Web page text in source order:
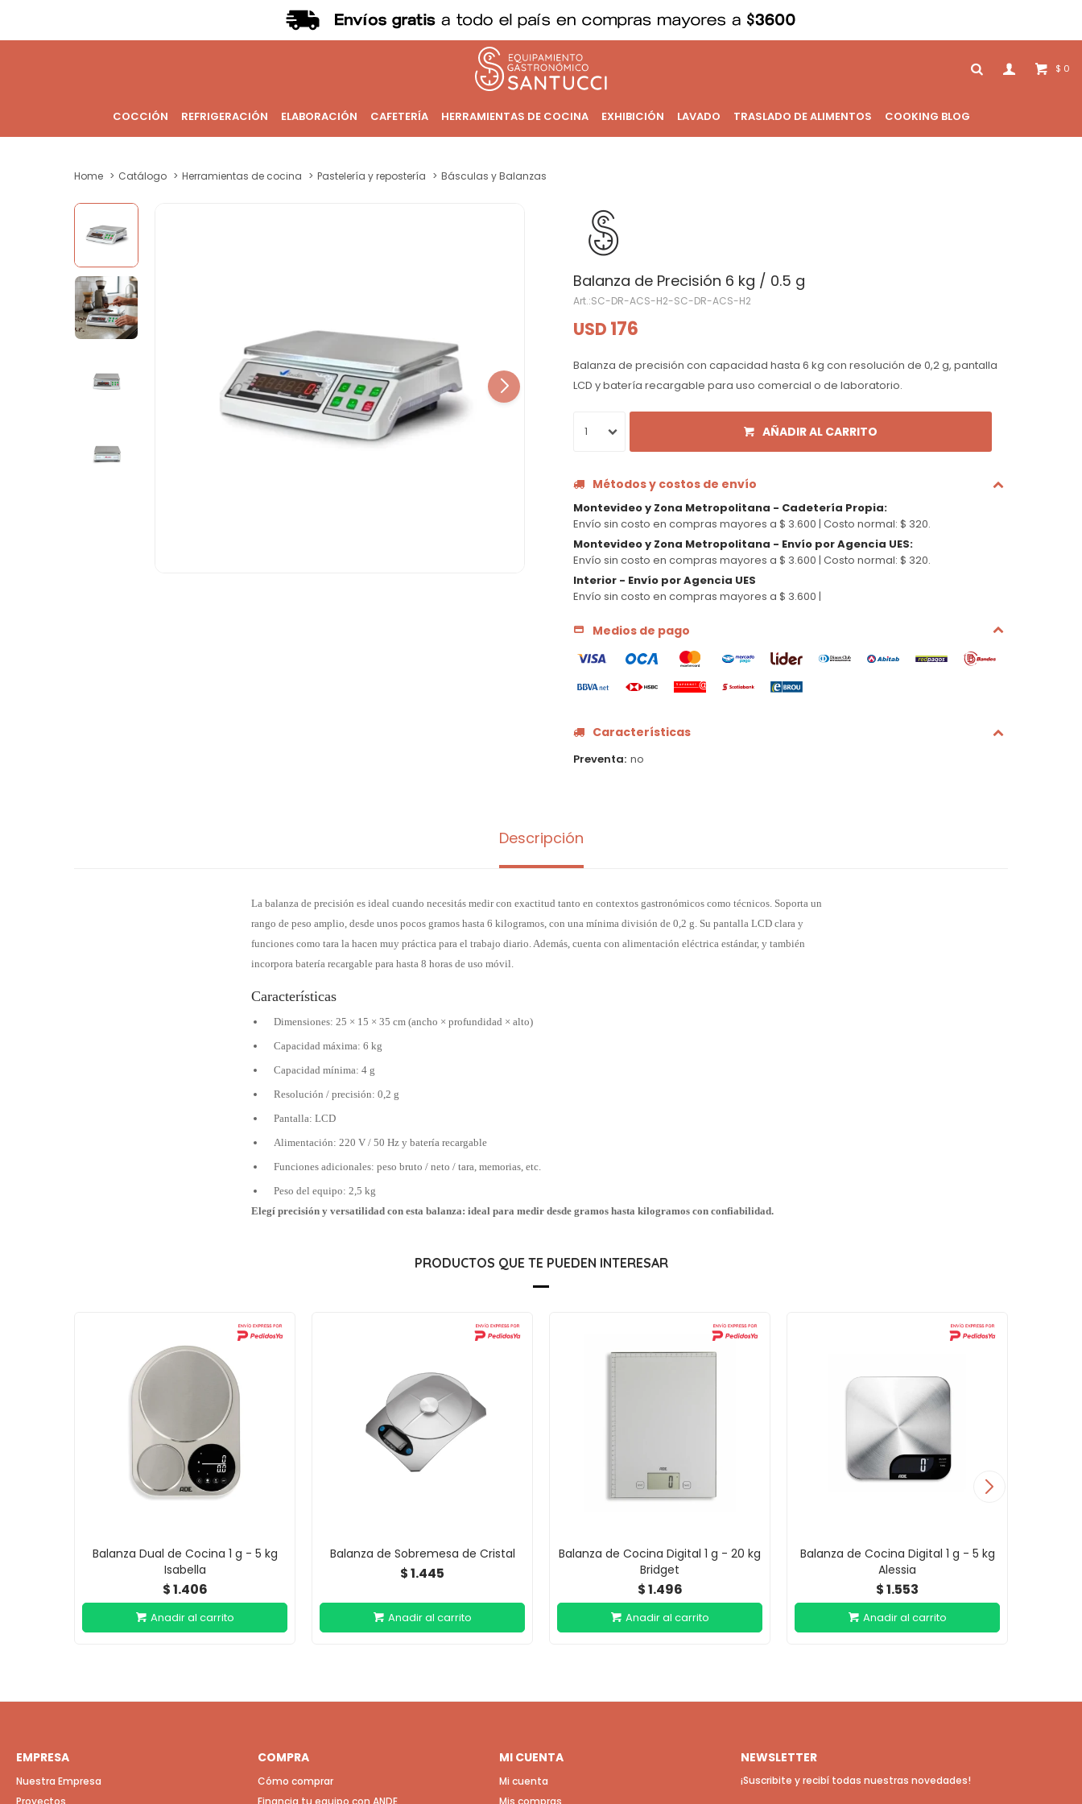
COCCIÓN REFRIGERACIÓN ELABORACIÓN CAFETERÍA HERRAMIENTAS DE COCINA EXHIBICIÓN LAVADO TRASLADO DE ALIMENTOS COOKING BLOG
$ 0
Home Catálogo Herramientas de cocina Pastelería y repostería Básculas y Balanzas
Balanza de Precisión 6 kg / 0.5 g
SC-DR-ACS-H2-SC-DR-ACS-H2
USD 176
Balanza de precisión con capacidad hasta 6 kg con resolución de 0,2 g, pantalla
LCD y batería recargable para uso comercial o de laboratorio.
1 AÑADIR AL CARRITO
Métodos y costos de envío
Montevideo y Zona Metropolitana - Cadetería Propia:
Envío sin costo en compras mayores a $ 3.600 | Costo normal: $ 320.
Montevideo y Zona Metropolitana - Envío por Agencia UES:
Envío sin costo en compras mayores a $ 3.600 | Costo normal: $ 320.
Interior - Envío por Agencia UES
Envío sin costo en compras mayores a $ 3.600 |
Medios de pago
Características
Preventa no
Descripción
La balanza de precisión es ideal cuando necesitás medir con exactitud tanto en contextos gastronómicos como técnicos. Soporta un
rango de peso amplio, desde unos pocos gramos hasta 6 kilogramos, con una mínima división de 0,2 g. Su pantalla LCD clara y
funciones como tara la hacen muy práctica para el trabajo diario. Además, cuenta con alimentación eléctrica estándar, y también
incorpora batería recargable para hasta 8 horas de uso móvil.
Características
Dimensiones: 25 × 15 × 35 cm (ancho × profundidad × alto)
Capacidad máxima: 6 kg
Capacidad mínima: 4 g
Resolución / precisión: 0,2 g
Pantalla: LCD
Alimentación: 220 V / 50 Hz y batería recargable
Funciones adicionales: peso bruto / neto / tara, memorias, etc.
Peso del equipo: 2,5 kg
Elegí precisión y versatilidad con esta balanza: ideal para medir desde gramos hasta kilogramos con confiabilidad.
PRODUCTOS QUE TE PUEDEN INTERESAR
Balanza Dual de Cocina 1 g - 5 kg
Isabella
$1.406
Balanza de Sobremesa de Cristal
$1.445
Balanza de Cocina Digital 1 g - 20 kg
Bridget
$1.496
Balanza de Cocina Digital 1 g - 5 kg
Alessia
$1.553
EMPRESA
Nuestra Empresa
Proyectos
COMPRA
Cómo comprar
Financia tu equipo con ANDE
MI CUENTA
Mi cuenta
Mis compras
NEWSLETTER
¡Suscribite y recibí todas nuestras novedades!